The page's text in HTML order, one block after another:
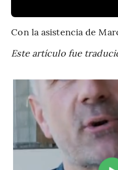
Con la asistencia de
Este artículo fue